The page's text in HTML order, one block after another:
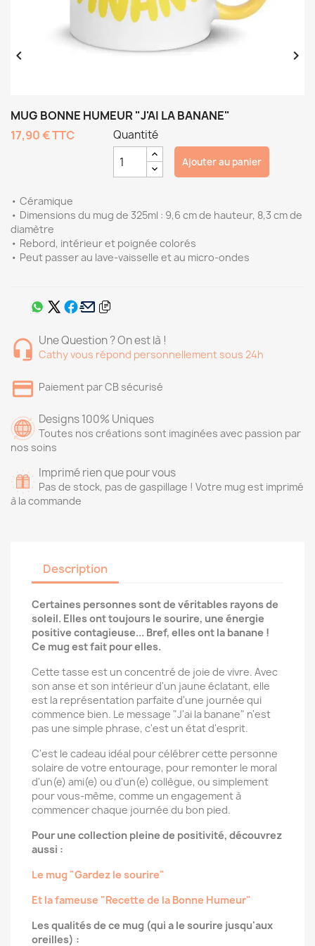
 
MUG BONNE HUMEUR "J'AI LA BANANE"
17,90 €TTC
• Céramique
• Dimensions du mug de 325ml : 9,6 cm de hauteur, 8,3 cm de
diamètre
• Rebord, intérieur et poignée colorés
• Peut passer au lave-vaisselle et au micro-ondes
Quantité
Ajouter au panier
Une Question ? On est là !
Cathy vous répond personnellement sous 24h
Paiement par CB sécurisé
Designs 100% Uniques
Toutes nos créations sont imaginées avec passion par
nos soins
Imprimé rien que pour vous
Pas de stock, pas de gaspillage ! Votre mug est imprimé
à la commande
Description
Certaines personnes sont de véritables rayons de
soleil. Elles ont toujours le sourire, une énergie
positive contagieuse... Bref, elles ont la banane !
Ce mug est fait pour elles.
Cette tasse est un concentré de joie de vivre. Avec
son anse et son intérieur d'un jaune éclatant, elle
est la représentation parfaite d'une journée qui
commence bien. Le message "J'ai la banane" n'est
pas une simple phrase, c'est un état d'esprit.
C'est le cadeau idéal pour célébrer cette personne
solaire de votre entourage, pour remonter le moral
d'un(e) ami(e) ou d'un(e) collègue, ou simplement
pour vous-même, comme un engagement à
commencer chaque journée du bon pied.
Pour une collection pleine de positivité, découvrez
aussi :
Le mug "Gardez le sourire"
Et la fameuse "Recette de la Bonne Humeur"
Les qualités de ce mug (qui a le sourire jusqu'aux
oreilles) :